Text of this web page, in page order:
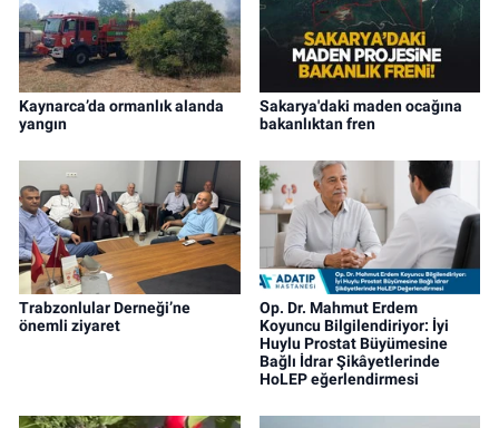
Kaynarca’da ormanlık alanda
yangın
Sakarya'daki maden ocağına
bakanlıktan fren
Trabzonlular Derneği’ne
önemli ziyaret
Op. Dr. Mahmut Erdem
Koyuncu Bilgilendiriyor: İyi
Huylu Prostat Büyümesine
Bağlı İdrar Şikâyetlerinde
HoLEP eğerlendirmesi